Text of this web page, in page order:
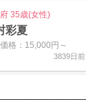
35歳(女性)
彩夏
格：15,000円～
3839日前